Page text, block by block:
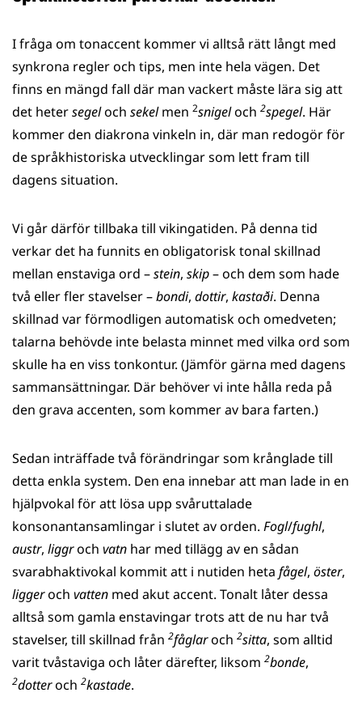
I fråga om tonaccent kommer vi alltså rätt långt med
synkrona regler och tips, men inte hela vägen. Det
finns en mängd fall där man vackert måste lära sig att
det hetersegeloch sekelmen 2snigeloch 2spegel. Här
kommer den diakrona vinkeln in, där man redogör för
de språkhistoriska utvecklingar som lett fram till
dagens situation.
Vi går därför tillbaka till vikingatiden. På denna tid
verkar det ha funnits en obligatorisk tonal skillnad
mellan enstaviga ord ­–stein, skip– och dem som hade
två eller fler stavelser –bondi, dottir, kastaði. Denna
skillnad var förmodligen automatisk och omedveten;
talarna behövde inte belasta minnet med vilka ord som
skulle ha en viss tonkontur. (Jämför gärna med dagens
sammansättningar. Där behöver vi inte hålla reda på
den grava accenten, som kommer av bara farten.)
Sedan inträffade två förändringar som krånglade till
detta enkla system. Den ena innebar att man lade in en
hjälpvokal för att lösa upp svåruttalade
konsonantansamlingar i slutet av orden. Fogl/fughl,
austr, liggroch vatn har med tillägg av en sådan
svarabhaktivokal kommit att i nutiden heta fågel, öster,
liggeroch vatten med akut accent. Tonalt låter dessa
alltså som gamla enstavingar trots att de nu har två
stavelser, till skillnad från 2fåglaroch 2sitta, som alltid
varit tvåstaviga och låter därefter, liksom 2bonde,
2dotteroch 2kastade.